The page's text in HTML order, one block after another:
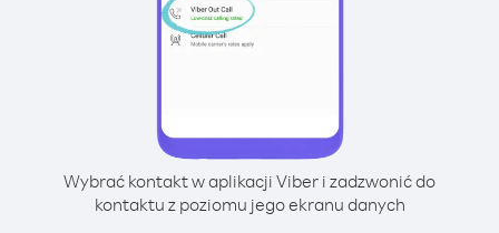
Wybrać kontakt w aplikacji Viber i zadzwonić do
kontaktu z poziomu jego ekranu danych